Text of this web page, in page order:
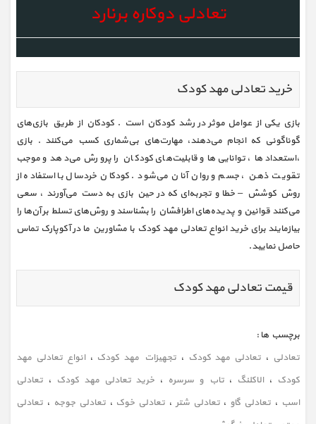
تعادلی دوکاره برنارد
خرید تعادلی مهد کودک
بازی یکی از عوامل موثر در رشد کودکان است . کودکان از طریق بازی‌های
گوناگونی که انجام می‌دهند، مهارت‌های بی‌شماری کسب می‌کنند . بازی
،استعدادها ، توانایی‌ها و قابلیت‌های کودکان را پرورش می‌دهد و موجب
تقویت ذهن ، جسم و روان آنان می‌شود . کودکان خردسال با استفاده از
روش کوشش – خطا و تجربه‌ای که در حین بازی به دست می‌آورند ، سعی
می‌کنند قوانین و پدیده‌های اطرافشان را بشناسند و روش‌های تسلط بر آن‌ها را
بیازمایند برای خرید انواع تعادلی مهد کودک با مشاورین ما در آکوپارک تماس
حاصل نمایید.
قیمت تعادلی مهد کودک
برچسب ها :
تعادلی ، تعادلی مهد کودک ، تجهیزات مهد کودک ،انواع تعادلی مهد
کودک ، الاکلنگ ،تاب و سرسره ، خرید تعادلی مهد کودک ، تعادلی
اسب ، تعادلی گاو ،تعادلی شتر ، تعادلی خوک ،تعادلی جوجه ، تعادلی